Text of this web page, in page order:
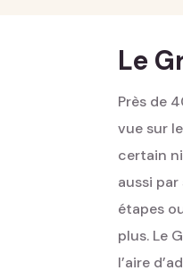
Le
Près de
vue sur
certain
aussi
étapes
plus. Le
l’aire